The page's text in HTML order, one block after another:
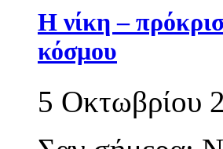
Η νίκη –
κόσμου
5 Οκτωβρίου